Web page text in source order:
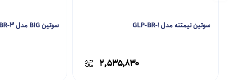
سوتین نیمتنه مدل GLP-BR-1
۲,۵۳۵,۸۳۰
سوتین BIG مدل GLP-BR-3